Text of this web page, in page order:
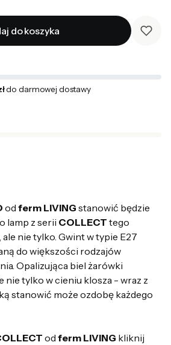
do koszyka
do darmowej dostawy
od ferm LIVING stanowić będzie
lamp z serii COLLECT tego
nie tylko. Gwint w typie E27
do większości rodzajów
Opalizująca biel żarówki
nie tylko w cieniu klosza - wraz z
stanowić może ozdobę każdego
od ferm LIVING kliknij